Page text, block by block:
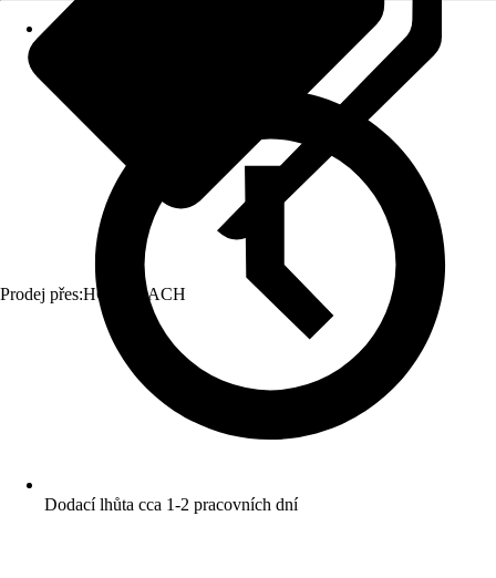
Prodej přes:HORNBACH
Dodací lhůta cca 1-2 pracovních dní